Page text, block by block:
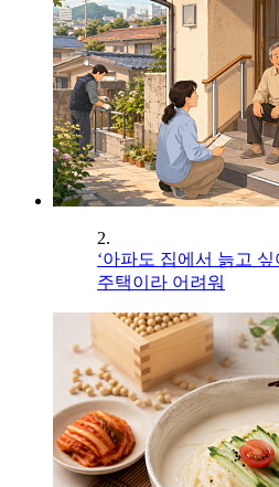
2.
‘아파도 집에서 늙고
주택이라 어려워